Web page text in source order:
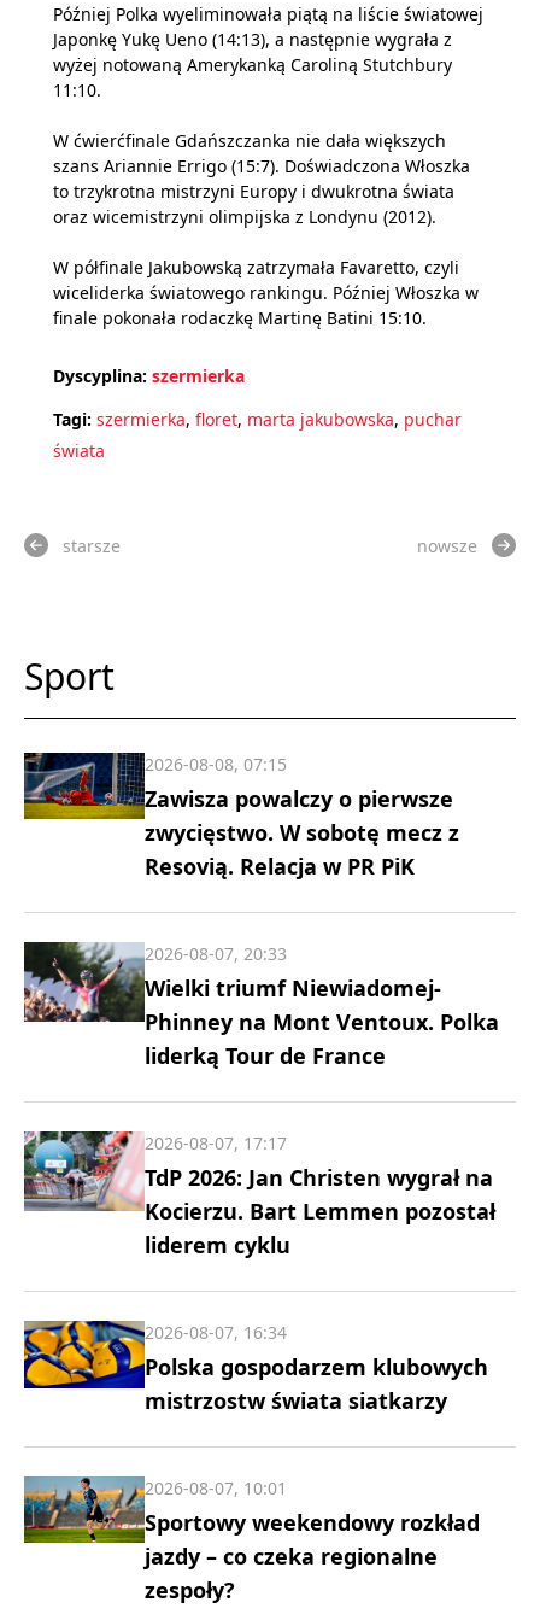
Później Polka wyeliminowała piątą na liście światowej
Japonkę Yukę Ueno (14:13), a następnie wygrała z
wyżej notowaną Amerykanką Caroliną Stutchbury
11:10.
W ćwierćfinale Gdańszczanka nie dała większych
szans Ariannie Errigo (15:7). Doświadczona Włoszka
to trzykrotna mistrzyni Europy i dwukrotna świata
oraz wicemistrzyni olimpijska z Londynu (2012).
W półfinale Jakubowską zatrzymała Favaretto, czyli
wiceliderka światowego rankingu. Później Włoszka w
finale pokonała rodaczkę Martinę Batini 15:10.
Dyscyplina: szermierka
Tagi: szermierka, floret, marta jakubowska, puchar
świata
starsze nowsze
Sport
Zawisza powalczy o pierwsze
zwycięstwo. W sobotę mecz z
Resovią. Relacja w PR PiK
2026-08-08, 07:15
Wielki triumf Niewiadomej-
Phinney na Mont Ventoux. Polka
liderką Tour de France
2026-08-07, 20:33
TdP 2026: Jan Christen wygrał na
Kocierzu. Bart Lemmen pozostał
liderem cyklu
2026-08-07, 17:17
Polska gospodarzem klubowych
mistrzostw świata siatkarzy
2026-08-07, 16:34
Sportowy weekendowy rozkład
jazdy – co czeka regionalne
zespoły?
2026-08-07, 10:01